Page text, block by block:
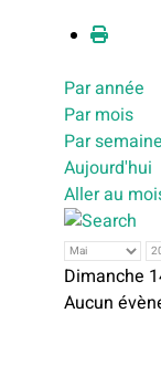
Par année
Par mois
Par semaine
Aujourd'hui
Aller au
Dimanche
Aucun